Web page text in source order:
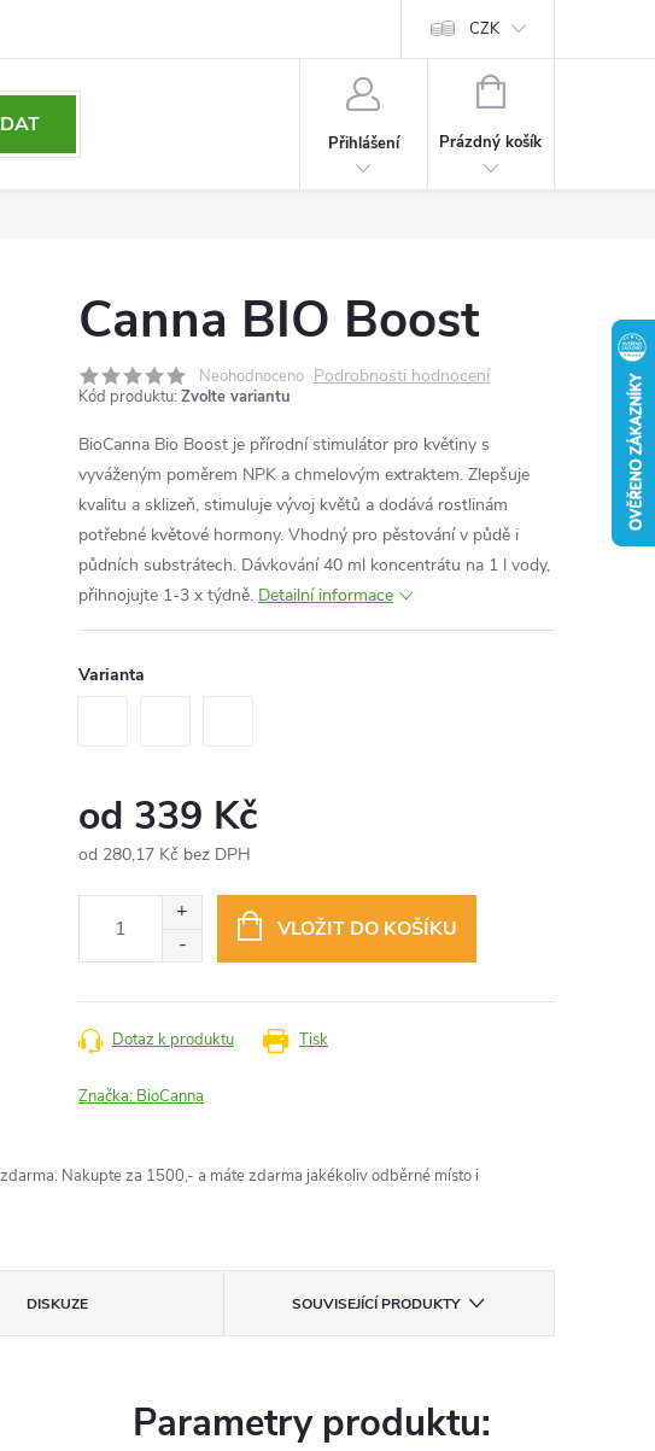
údajů CZK
Přihlášení
NÁKUPNÍ
Prázdný košík
Canna BIO Boost
Neohodnoceno Podrobnosti hodnocení
Kód produktu: Zvolte variantu
BioCanna Bio Boost je přírodní stimulátor pro květiny s
vyváženým poměrem NPK a chmelovým extraktem. Zlepšuje
kvalitu a sklizeň, stimuluje vývoj květů a dodává rostlinám
potřebné květové hormony. Vhodný pro pěstování v půdě i
půdních substrátech. Dávkování 40 ml koncentrátu na 1 l vody,
přihnojujte 1-3 x týdně. Detailní informace
Varianta
od 339 Kč
od 280,17 Kč bez DPH
VLOŽIT DO KOŠÍKU
Tisk
Dotaz k produktu
Značka: BioCanna
Nakupte za 1500,- a máte zdarma jakékoliv odběrné místo i
DISKUZE SOUVISEJÍCÍ PRODUKTY
Parametry produktu: